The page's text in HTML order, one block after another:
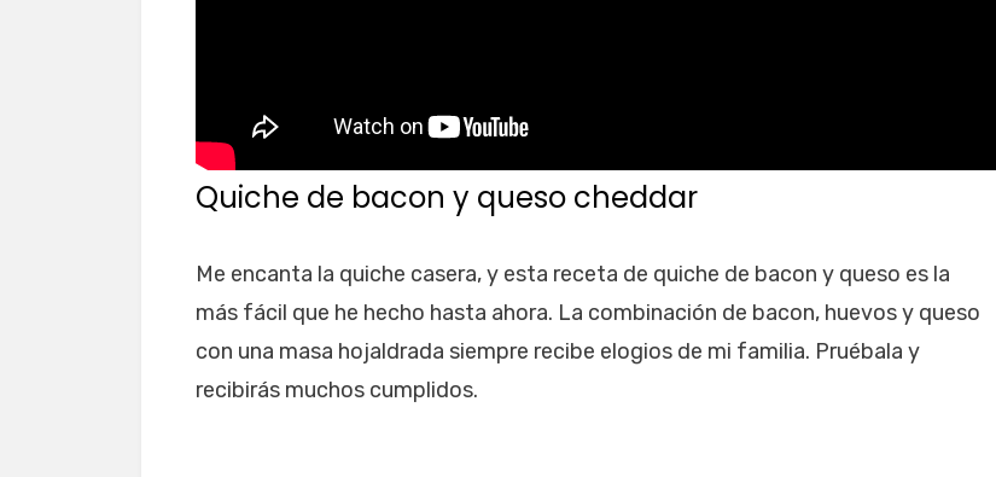
Quiche de bacon y queso cheddar
Me encanta la quiche casera, y esta receta de quiche de bacon y queso es la
más fácil que he hecho hasta ahora. La combinación de bacon, huevos y queso
con una masa hojaldrada siempre recibe elogios de mi familia. Pruébala y
recibirás muchos cumplidos.